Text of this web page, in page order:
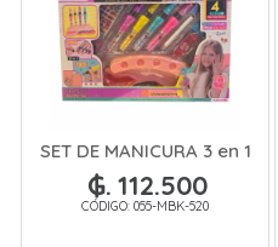
SET DE MANICURA 3 en 1
₲. 112.500
CÓDIGO: 055-MBK-520